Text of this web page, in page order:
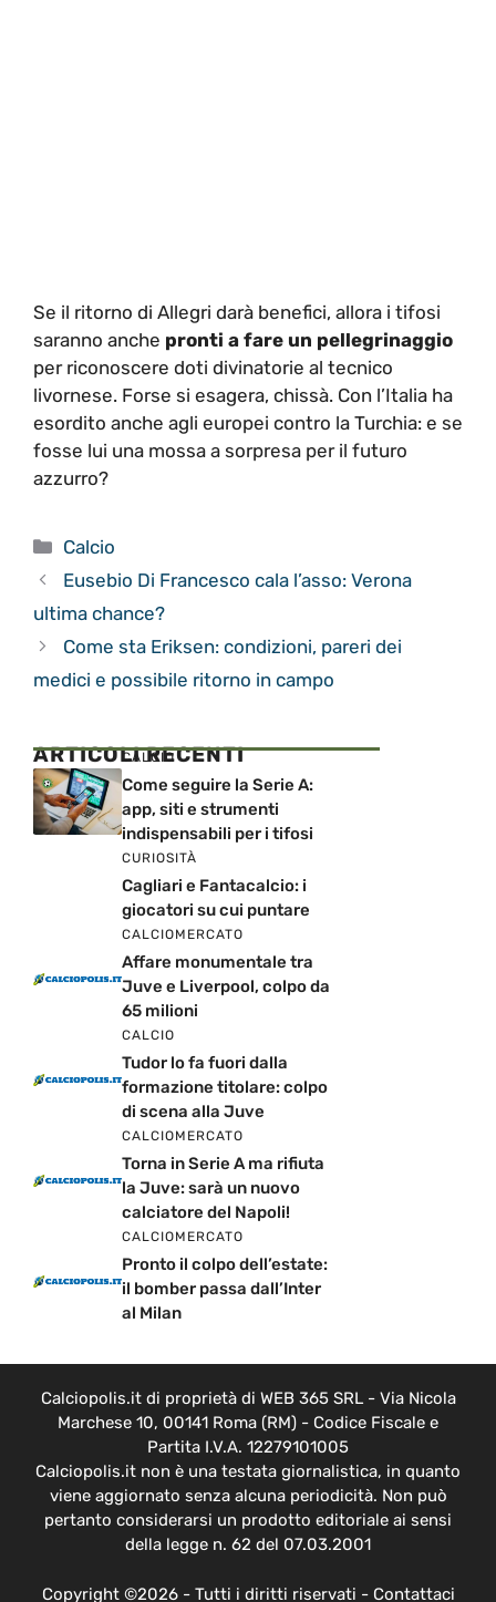
Se il ritorno di Allegri darà benefici, allora i tifosi
saranno anche pronti a fare un pellegrinaggio
per riconoscere doti divinatorie al tecnico
livornese. Forse si esagera, chissà. Con l’Italia ha
esordito anche agli europei contro la Turchia: e se
fosse lui una mossa a sorpresa per il futuro
azzurro?
Categorie
Calcio
Eusebio Di Francesco cala l’asso: Verona
ultima chance?
Come sta Eriksen: condizioni, pareri dei
medici e possibile ritorno in campo
ARTICOLI RECENTI
CALCIO
Come seguire la Serie A:
app, siti e strumenti
indispensabili per i tifosi
CURIOSITÀ
Cagliari e Fantacalcio: i
giocatori su cui puntare
CALCIOMERCATO
Affare monumentale tra
Juve e Liverpool, colpo da
65 milioni
CALCIO
Tudor lo fa fuori dalla
formazione titolare: colpo
di scena alla Juve
CALCIOMERCATO
Torna in Serie A ma rifiuta
la Juve: sarà un nuovo
calciatore del Napoli!
CALCIOMERCATO
Pronto il colpo dell’estate:
il bomber passa dall’Inter
al Milan
Calciopolis.it di proprietà di WEB 365 SRL - Via Nicola
Marchese 10, 00141 Roma (RM) - Codice Fiscale e
Partita I.V.A. 12279101005
Calciopolis.it non è una testata giornalistica, in quanto
viene aggiornato senza alcuna periodicità. Non può
pertanto considerarsi un prodotto editoriale ai sensi
della legge n. 62 del 07.03.2001
Copyright ©2026 - Tutti i diritti riservati - Contattaci